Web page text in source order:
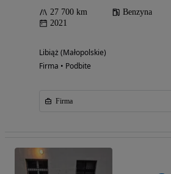
27 700 km Benzyna
2021
Libiąż (Małopolskie)
Firma • Podbite
Firma